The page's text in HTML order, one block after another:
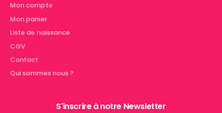
Mon compte
Mon panier
Liste de naissance
CGV
Contact
Qui sommes nous ?
S'inscrire à notre Newsletter